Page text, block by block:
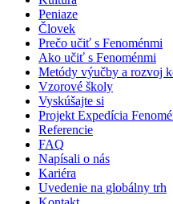
Peniaze
Človek
Prečo učiť s Fenoménmi
Ako učiť s Fenoménmi
Metódy výučby a rozvoj
Vzorové školy
Vyskúšajte si
Projekt Expedícia
Referencie
FAQ
Napísali o nás
Kariéra
Uvedenie na globálny trh